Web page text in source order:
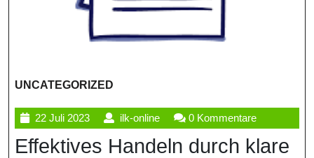
UNCATEGORIZED
22 Juli 202322
Juli
2023
ilk-onlineilk-
online
0 Kommentare
Effektives Handeln durch klare